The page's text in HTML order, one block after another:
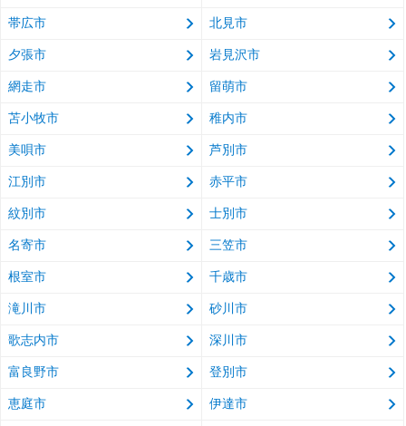
帯広市 北見市
夕張市 岩見沢市
網走市 留萌市
苫小牧市 稚内市
美唄市 芦別市
江別市 赤平市
紋別市 士別市
名寄市 三笠市
根室市 千歳市
滝川市 砂川市
歌志内市 深川市
富良野市 登別市
恵庭市 伊達市